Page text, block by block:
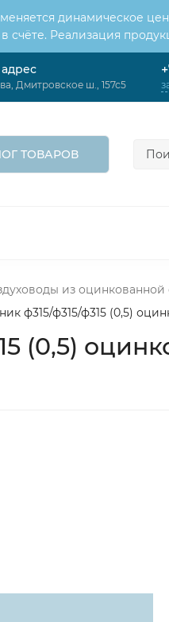
динамическое
счёте. Реализация
Дмитровское ш., 157с5
ТОВАРОВ
из оцинкованной
ф315/ф315/ф315 (0,5)
(0,5)